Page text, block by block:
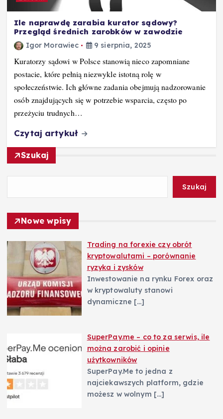
Ile naprawdę zarabia kurator sądowy?
Przegląd średnich zarobków w zawodzie
Igor Morawiec 9 sierpnia, 2025
Kuratorzy sądowi w Polsce stanowią nieco zapomniane
postacie, które pełnią niezwykle istotną rolę w
społeczeństwie. Ich główne zadania obejmują nadzorowanie
osób znajdujących się w potrzebie wsparcia, często po
przeżyciu trudnych…
Czytaj artykuł
Szukaj
Szukaj
Nowe wpisy
Trading na forexie czy obrót
kryptowalutami – porównanie
ryzyka i zysków
Inwestowanie na rynku Forex oraz
w kryptowaluty stanowi
dynamiczne […]
SuperPay.me – co to za serwis, ile
można zarobić i opinie
użytkowników
SuperPay.Me to jedna z
najciekawszych platform, gdzie
możesz w wolnym […]